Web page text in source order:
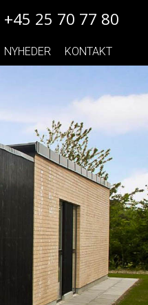
+45 25 70 77 80
NYHEDER KONTAKT